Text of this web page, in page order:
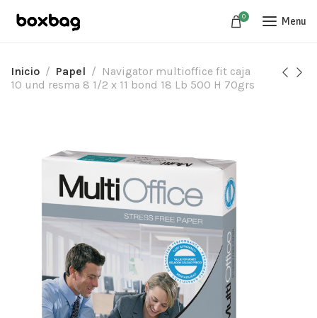
0 Menu
Inicio Papel
Navigator multioffice fit caja
10 und resma 8 1/2 x 11 bond 18 Lb 500 H 70grs